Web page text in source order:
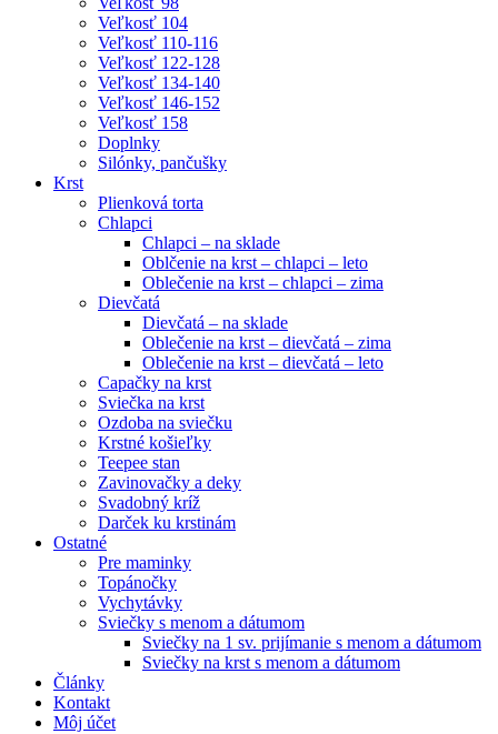
Veľkosť 104
Veľkosť 110-116
Veľkosť 122-128
Veľkosť 134-140
Veľkosť 146-152
Veľkosť 158
Doplnky
Silónky, pančušky
Krst
Plienková torta
Chlapci
Chlapci – na sklade
Oblčenie na krst – chlapci – leto
Oblečenie na krst – chlapci – zima
Dievčatá
Dievčatá – na sklade
Oblečenie na krst – dievčatá – zima
Oblečenie na krst – dievčatá – leto
Capačky na krst
Sviečka na krst
Ozdoba na sviečku
Krstné košieľky
Teepee stan
Zavinovačky a deky
Svadobný kríž
Darček ku krstinám
Ostatné
Pre maminky
Topánočky
Vychytávky
Sviečky s menom a dátumom
Sviečky na 1 sv. prijímanie s menom a dátumom
Sviečky na krst s menom a dátumom
Články
Kontakt
Môj účet